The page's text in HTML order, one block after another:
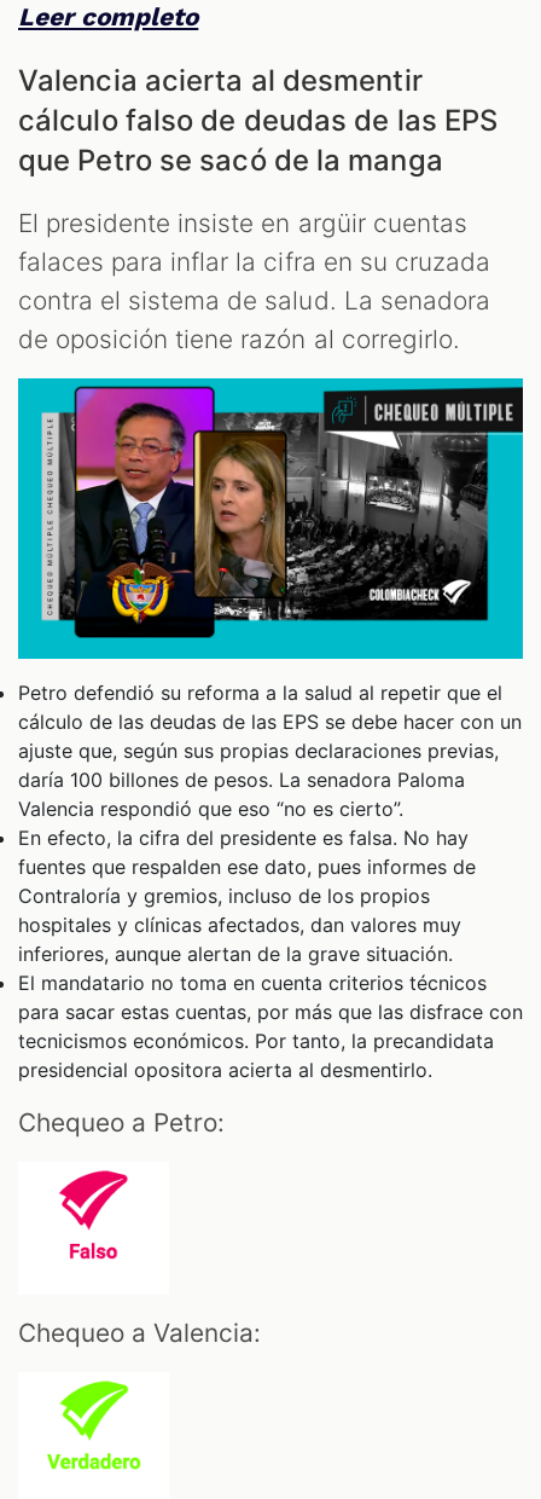
Leer completo
Valencia acierta al desmentir
cálculo falso de deudas de las EPS
que Petro se sacó de la manga
El presidente insiste en argüir cuentas
falaces para inflar la cifra en su cruzada
contra el sistema de salud. La senadora
de oposición tiene razón al corregirlo.
Petro defendió su reforma a la salud al repetir que el
cálculo de las deudas de las EPS se debe hacer con un
ajuste que, según sus propias declaraciones previas,
daría 100 billones de pesos. La senadora Paloma
Valencia respondió que eso “no es cierto”.
En efecto, la cifra del presidente es falsa. No hay
fuentes que respalden ese dato, pues informes de
Contraloría y gremios, incluso de los propios
hospitales y clínicas afectados, dan valores muy
inferiores, aunque alertan de la grave situación.
El mandatario no toma en cuenta criterios técnicos
para sacar estas cuentas, por más que las disfrace con
tecnicismos económicos. Por tanto, la precandidata
presidencial opositora acierta al desmentirlo.
Chequeo a Petro:
Chequeo a Valencia: